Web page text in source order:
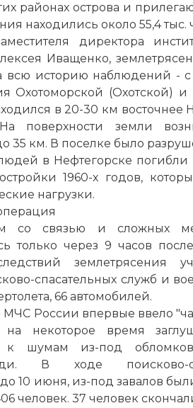
районах острова и
находились около 55,4 тыс.
директора
Иващенко,
всю историю наблюдений -
Охотоморской (Охотской)
в 20-30 км восточнее
поверхности земли
35 км. В поселке было
в Нефтегорске погибли
1960-х годов,
нагрузки.
со связью и сложных
только через 9 часов
землетрясения
спасательных служб и
66 автомобилей.
МЧС России впервые ввело
на некоторое время
к шумам из-под
В ходе поисково-
10 июня, из-под завалов
человек. 37 человек